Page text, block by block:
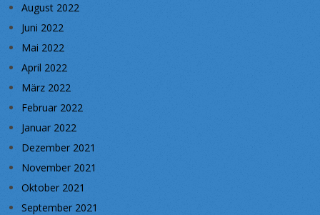
August 2022
Juni 2022
Mai 2022
April 2022
März 2022
Februar 2022
Januar 2022
Dezember 2021
November 2021
Oktober 2021
September 2021